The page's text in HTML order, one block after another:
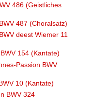
486 (Geistliches
487 (Choralsatz)
deest Wiemer 11
154 (Kantate)
Passion BWV
10 (Kantate)
BWV 324